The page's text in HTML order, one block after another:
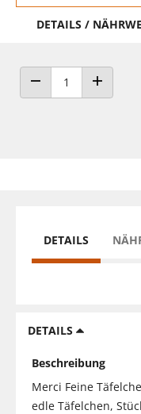
DETAILS /
ANZAHL VERRINGERN
ANZAHL
DETAILS
DETAILS
Beschreibung
Merci Feine
edle Täfelchen,